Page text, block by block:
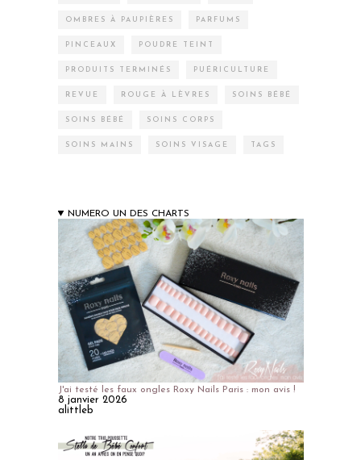
OMBRES À PAUPIÈRES PARFUMS
PINCEAUX POUDRE TEINT
PRODUITS TERMINÉS PUÉRICULTURE
REVUE ROUGE À LÈVRES SOINS BÉBÉ
SOINS BÉBÉ SOINS CORPS
SOINS MAINS SOINS VISAGE TAGS
NUMERO UN DES CHARTS
J'ai testé les faux ongles Roxy Nails Paris : mon avis !
8 janvier 2026
alittleb